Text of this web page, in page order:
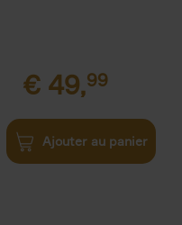
€ 49,99
Ajouter au panier